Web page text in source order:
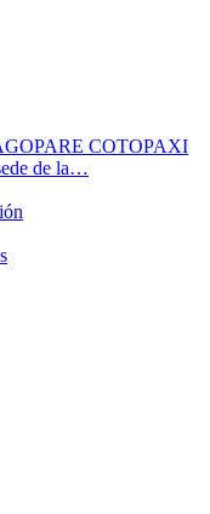
COTOPAXI
de la…